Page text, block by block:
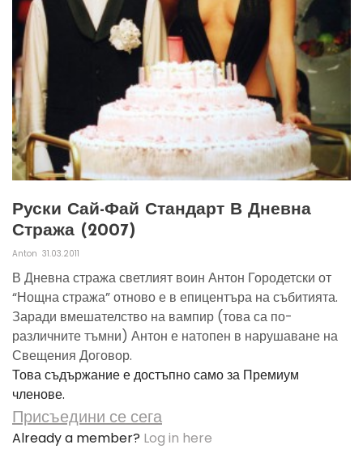
Руски Сай-Фай Стандарт В Дневна
Стража (2007)
Anton 31.03.2011
В Дневна стража светлият воин Антон Городетски от
“Нощна стража” отново е в епицентъра на събитията.
Заради вмешателство на вампир (това са по-
различните тъмни) Антон е натопен в нарушаване на
Свещения Договор.
Това съдържание е достъпно само за Премиум
членове.
Присъедини се сега
Already a member? Log in here